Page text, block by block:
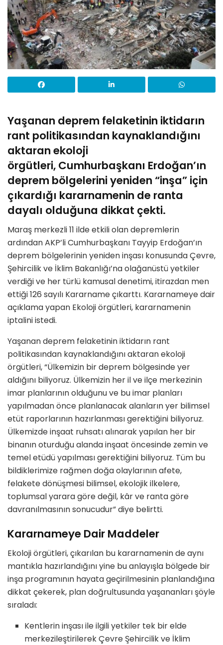
Yaşanan deprem felaketinin iktidarın
rant politikasından kaynaklandığını
aktaran ekoloji
örgütleri, Cumhurbaşkanı Erdoğan’ın
deprem bölgelerini yeniden “inşa” için
çıkardığı kararnamenin de ranta
dayalı olduğuna dikkat çekti.
Maraş merkezli 11 ilde etkili olan depremlerin
ardından AKP’li Cumhurbaşkanı Tayyip Erdoğan’ın
deprem bölgelerinin yeniden inşası konusunda Çevre,
Şehircilik ve İklim Bakanlığı’na olağanüstü yetkiler
verdiği ve her türlü kamusal denetimi, itirazdan men
ettiği 126 sayılı Kararname çıkarttı. Kararnameye dair
açıklama yapan Ekoloji örgütleri, kararnamenin
iptalini istedi.
Yaşanan deprem felaketinin iktidarın rant
politikasından kaynaklandığını aktaran ekoloji
örgütleri, “Ülkemizin bir deprem bölgesinde yer
aldığını biliyoruz. Ülkemizin her il ve ilçe merkezinin
imar planlarının olduğunu ve bu imar planları
yapılmadan önce planlanacak alanların yer bilimsel
etüt raporlarının hazırlanması gerektiğini biliyoruz.
Ülkemizde inşaat ruhsatı alınarak yapılan her bir
binanın oturduğu alanda inşaat öncesinde zemin ve
temel etüdü yapılması gerektiğini biliyoruz. Tüm bu
bildiklerimize rağmen doğa olaylarının afete,
felakete dönüşmesi bilimsel, ekolojik ilkelere,
toplumsal yarara göre değil, kâr ve ranta göre
davranılmasının sonucudur” diye belirtti.
Kararnameye Dair Maddeler
Ekoloji örgütleri, çıkarılan bu kararnamenin de aynı
mantıkla hazırlandığını yine bu anlayışla bölgede bir
inşa programının hayata geçirilmesinin planlandığına
dikkat çekerek, plan doğrultusunda yaşananları şöyle
sıraladı:
Kentlerin inşası ile ilgili yetkiler tek bir elde
merkezileştirilerek Çevre Şehircilik ve İklim